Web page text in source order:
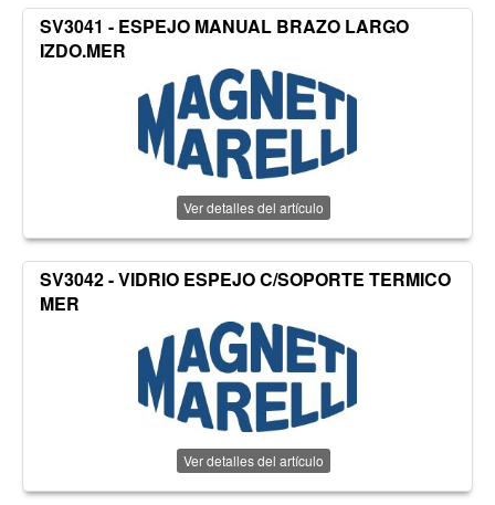
SV3041 - ESPEJO MANUAL BRAZO LARGO
IZDO.MER
Ver detalles del artículo
SV3042 - VIDRIO ESPEJO C/SOPORTE TERMICO
MER
Ver detalles del artículo